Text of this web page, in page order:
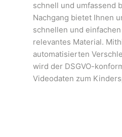
schnell und umfassend
Nachgang bietet Ihnen
schnellen und
relevantes Material.
automatisierten
wird der DSGVO-
Videodaten zum